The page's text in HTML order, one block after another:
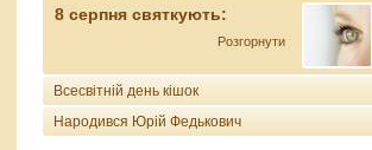
8 серпня святкують:
Розгорнути
Всесвітній день кішок
Народився Юрій Федькович